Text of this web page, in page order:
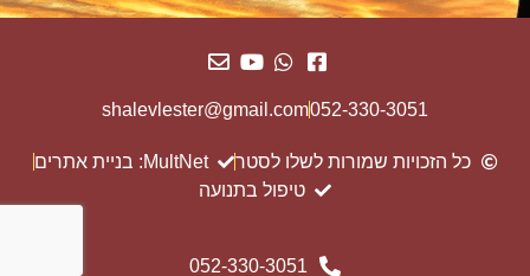
כל הזכויות שמורות לשלו לסטר
MultNet: בניית אתרים
טיפול בתנועה
052-330-3051
shalevlester@gmail.com
052-330-3051